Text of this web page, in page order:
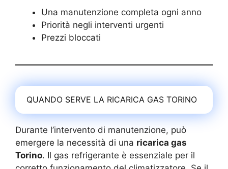
Una manutenzione completa ogni anno
Priorità negli interventi urgenti
Prezzi bloccati
QUANDO SERVE LA RICARICA GAS TORINO
Durante l’intervento di manutenzione, può
emergere la necessità di una ricarica gas
Torino. Il gas refrigerante è essenziale per il